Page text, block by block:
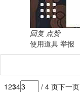
回复 点赞
使用道具 举报
1234 / 4 页下一页